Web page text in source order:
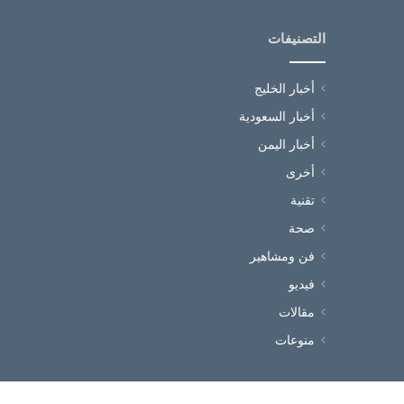
التصنيفات
أخبار الخليج
أخبار السعودية
أخبار اليمن
أخرى
تقنية
صحة
فن ومشاهير
فيديو
مقالات
منوعات